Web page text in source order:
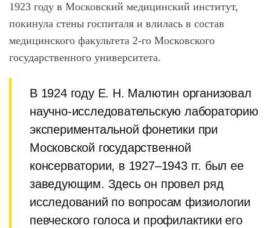
1923 году в Московский медицинский институт,
покинула стены госпиталя и влилась в состав
медицинского факультета 2-го Московского
государственного университета.
В 1924 году Е. Н. Малютин организовал
научно-исследовательскую лабораторию
экспериментальной фонетики при
Московской государственной
консерватории, в 1927–1943 гг. был ее
заведующим. Здесь он провел ряд
исследований по вопросам физиологии
певческого голоса и профилактики его